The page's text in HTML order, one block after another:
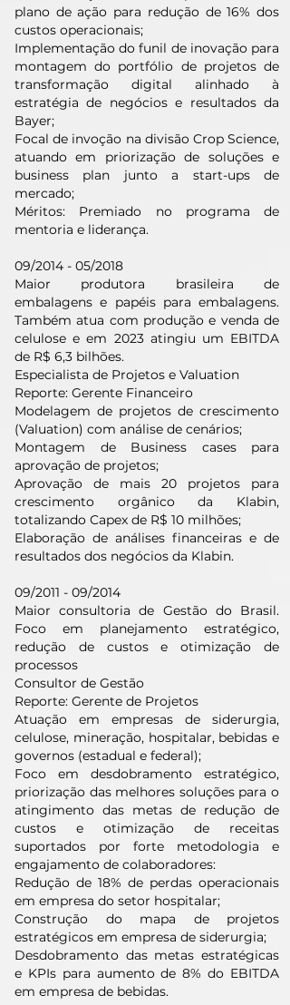
plano de ação para redução de 16% dos
custos operacionais;
Implementação do funil de inovação para
montagem do portfólio de projetos de
transformação digital alinhado à
estratégia de negócios e resultados da
Bayer;
Focal de invoção na divisão Crop Science,
atuando em priorização de soluções e
business plan junto a start-ups de
mercado;
Méritos: Premiado no programa de
mentoria e liderança.
09/2014 - 05/2018
Maior produtora brasileira de
embalagens e papéis para embalagens.
Também atua com produção e venda de
celulose e em 2023 atingiu um EBITDA
de R$ 6,3 bilhões.
Especialista de Projetos e Valuation
Reporte: Gerente Financeiro
Modelagem de projetos de crescimento
(Valuation) com análise de cenários;
Montagem de Business cases para
aprovação de projetos;
Aprovação de mais 20 projetos para
crescimento orgânico da Klabin,
totalizando Capex de R$ 10 milhões;
Elaboração de análises financeiras e de
resultados dos negócios da Klabin.
09/2011 - 09/2014
Maior consultoria de Gestão do Brasil.
Foco em planejamento estratégico,
redução de custos e otimização de
processos
Consultor de Gestão
Reporte: Gerente de Projetos
Atuação em empresas de siderurgia,
celulose, mineração, hospitalar, bebidas e
governos (estadual e federal);
Foco em desdobramento estratégico,
priorização das melhores soluções para o
atingimento das metas de redução de
custos e otimização de receitas
suportados por forte metodologia e
engajamento de colaboradores:
Redução de 18% de perdas operacionais
em empresa do setor hospitalar;
Construção do mapa de projetos
estratégicos em empresa de siderurgia;
Desdobramento das metas estratégicas
e KPIs para aumento de 8% do EBITDA
em empresa de bebidas.